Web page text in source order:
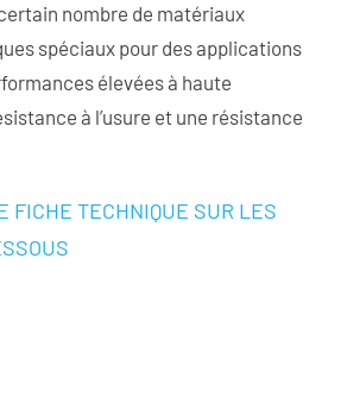
nombre de matériaux
spéciaux pour des applications
élevées à haute
à l’usure et une résistance
FICHE TECHNIQUE SUR LES